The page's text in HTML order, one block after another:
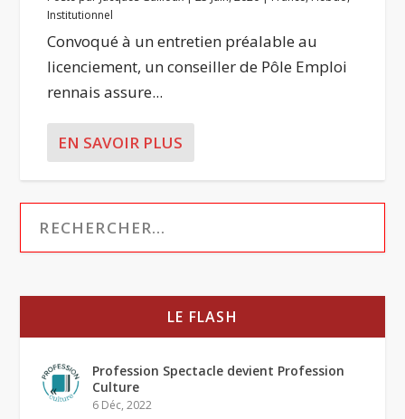
Institutionnel
Convoqué à un entretien préalable au
licenciement, un conseiller de Pôle Emploi
rennais assure...
EN SAVOIR PLUS
LE FLASH
Profession Spectacle devient Profession
Culture
6 Déc, 2022